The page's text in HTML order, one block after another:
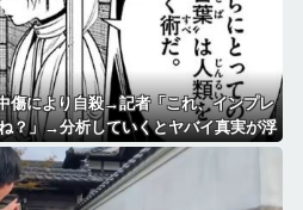
傷により自殺→記者「これ、インプレ
？」→分析していくとヤバイ真実が浮
び上がる